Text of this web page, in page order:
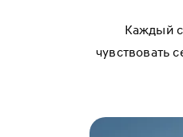
Каждый
чувствовать